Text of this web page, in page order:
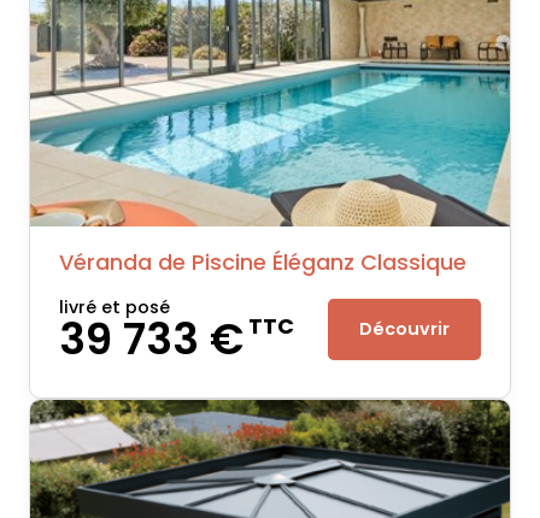
Véranda de Piscine Éléganz Classique
livré et posé
39 733 €TTC Découvrir